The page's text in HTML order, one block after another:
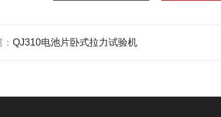
QJ310电池片卧式拉力试验机